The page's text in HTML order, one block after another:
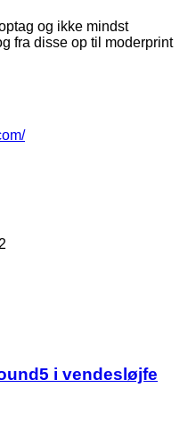
og ikke mindst
fra disse op til moderprint
i vendesløjfe